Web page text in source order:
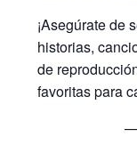
¡Asegúrate de
historias,
de
favoritas para